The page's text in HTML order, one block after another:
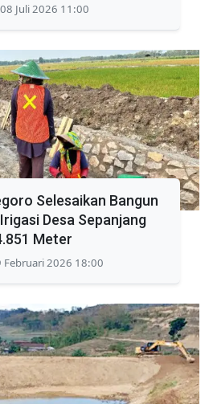
Juli 2026 11:00
Selesaikan Bangun
Desa Sepanjang
Meter
Februari 2026 18:00